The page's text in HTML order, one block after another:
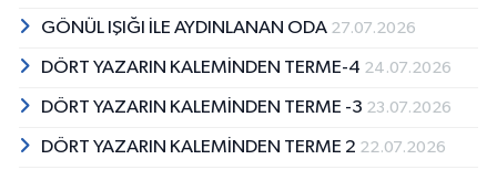
GÖNÜL IŞIĞI İLE AYDINLANAN ODA 27.07.2026
DÖRT YAZARIN KALEMİNDEN TERME-4 24.07.2026
DÖRT YAZARIN KALEMİNDEN TERME -3 23.07.2026
DÖRT YAZARIN KALEMİNDEN TERME 2 22.07.2026